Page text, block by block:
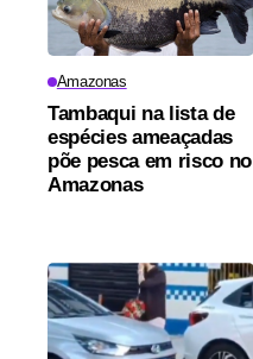
Amazonas
Tambaqui na lista de
espécies ameaçadas
põe pesca em risco no
Amazonas